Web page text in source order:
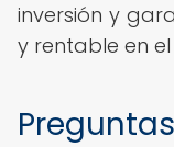
inversión y
y rentable en